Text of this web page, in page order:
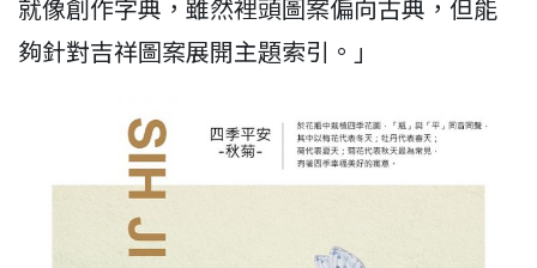
就像創作字典，雖然裡頭圖案偏向古典，但能
夠針對吉祥圖案展開主題索引。」